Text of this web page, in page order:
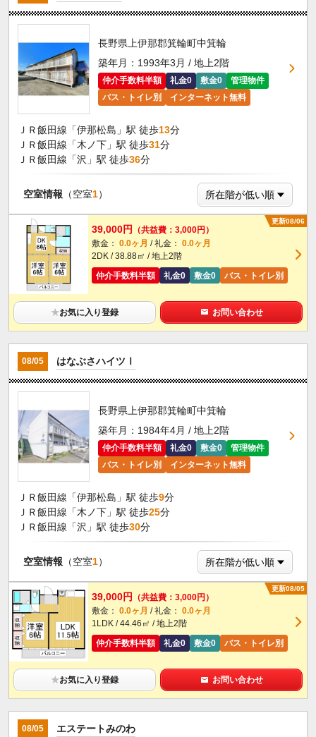
長野県上伊那郡箕輪町中箕輪
築年月：1993年3月 / 地上2階
仲介手数料半額 礼金0 敷金0
管理物件
バス・トイレ別
インターネット無料
ＪＲ飯田線「伊那松島」駅 徒歩13分
ＪＲ飯田線「木ノ下」駅 徒歩31分
ＪＲ飯田線「沢」駅 徒歩36分
空室情報 （空室1）
更新08/06
39,000円
（共益費：3,000円）
敷金： 0.0ヶ月 / 礼金： 0.0ヶ月
2DK / 38.88㎡ / 地上2階
仲介手数料半額
礼金0 敷金0 バス・トイレ別
★お気に入り登録 お問い合わせ
08/05 はなぶさハイツⅠ
長野県上伊那郡箕輪町中箕輪
築年月：1984年4月 / 地上2階
仲介手数料半額 礼金0 敷金0
管理物件
バス・トイレ別
インターネット無料
ＪＲ飯田線「伊那松島」駅 徒歩9分
ＪＲ飯田線「木ノ下」駅 徒歩25分
ＪＲ飯田線「沢」駅 徒歩30分
空室情報 （空室1）
更新08/05
39,000円
（共益費：3,000円）
敷金： 0.0ヶ月 / 礼金： 0.0ヶ月
1LDK / 44.46㎡ / 地上2階
仲介手数料半額
礼金0 敷金0 バス・トイレ別
★お気に入り登録 お問い合わせ
08/05 エステートみのわ